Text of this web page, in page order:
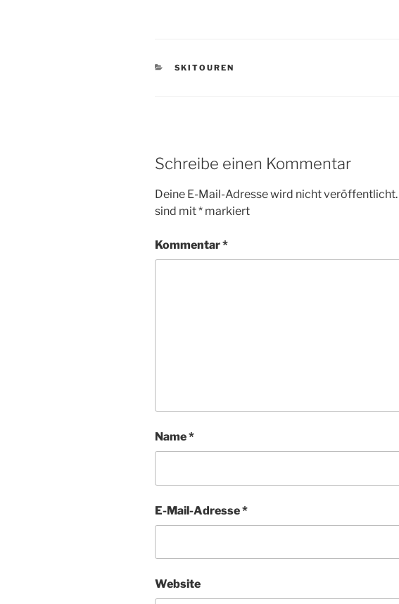
KATEGORIEN
SKITOUREN
Schreibe einen Kommentar
Deine E-Mail-Adresse wird nicht veröffentlicht.
sind mit* markiert
Kommentar*
Name*
E-Mail-Adresse*
Website